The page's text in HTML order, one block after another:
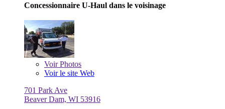
Concessionnaire U-Haul dans le voisinage
VoirPhotos
Voir le site Web
701 Park Ave
Beaver Dam, WI 53916